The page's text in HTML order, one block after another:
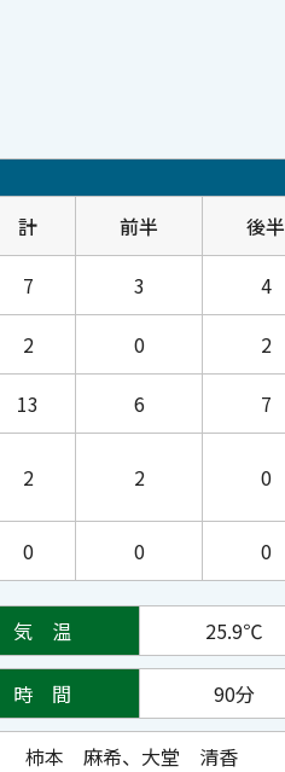
計 前半 後半
7 3 4
2 0 2
13 6 7
2 2 0
0 0 0
気 温 25.9℃
時 間 90分
柿本 麻希、大堂 清香